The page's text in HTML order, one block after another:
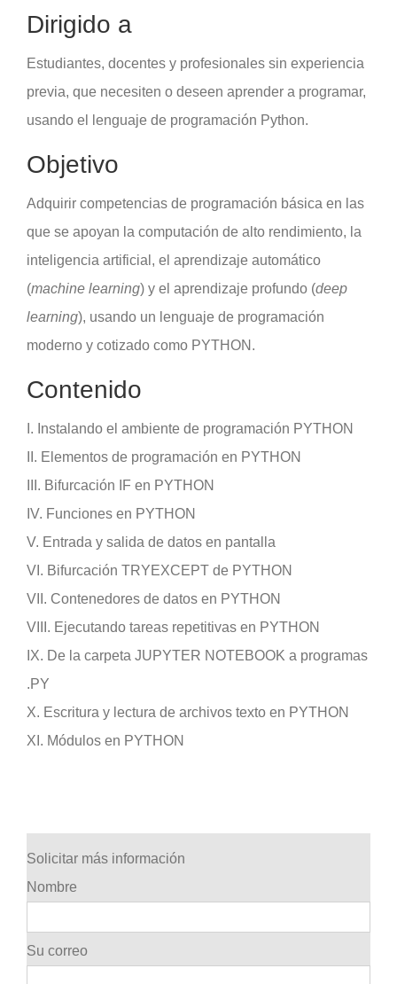
Dirigido a
Estudiantes, docentes y profesionales sin experiencia
previa, que necesiten o deseen aprender a programar,
usando el lenguaje de programación Python.
Objetivo
Adquirir competencias de programación básica en las
que se apoyan la computación de alto rendimiento, la
inteligencia artificial, el aprendizaje automático
(machine learning) y el aprendizaje profundo (deep
learning), usando un lenguaje de programación
moderno y cotizado como PYTHON.
Contenido
I. Instalando el ambiente de programación PYTHON
II. Elementos de programación en PYTHON
III. Bifurcación IF en PYTHON
IV. Funciones en PYTHON
V. Entrada y salida de datos en pantalla
VI. Bifurcación TRYEXCEPT de PYTHON
VII. Contenedores de datos en PYTHON
VIII. Ejecutando tareas repetitivas en PYTHON
IX. De la carpeta JUPYTER NOTEBOOK a programas
.PY
X. Escritura y lectura de archivos texto en PYTHON
XI. Módulos en PYTHON
Solicitar más información
Nombre
Su correo